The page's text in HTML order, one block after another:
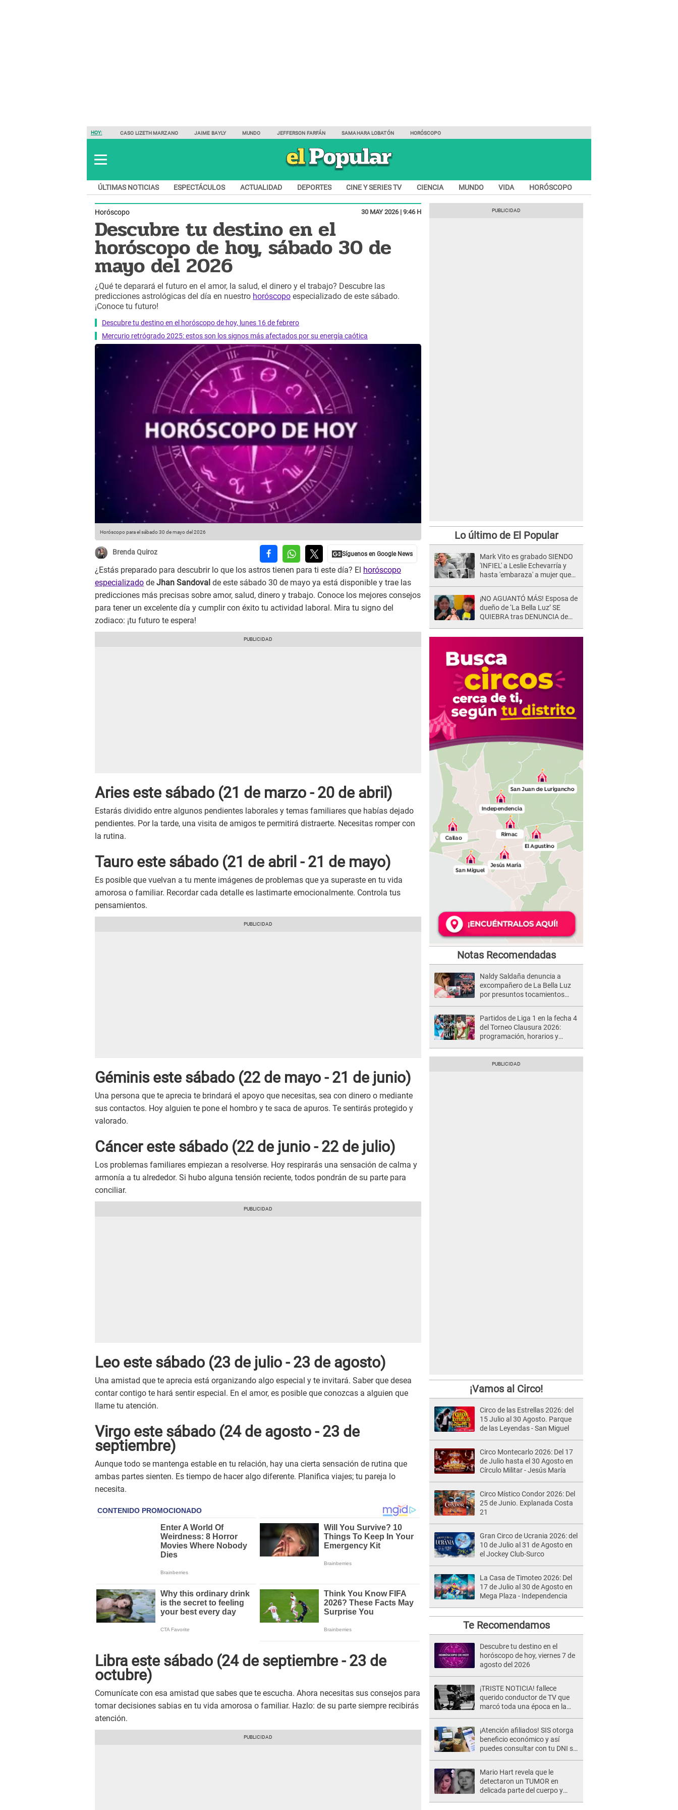
HOY: CASO LIZETH MARZANO JAIME BAYLY MUNDO JEFFERSON FARFÁN SAMAHARA LOBATÓN HORÓSCOPO
ÚLTIMAS NOTICIAS ESPECTÁCULOS ACTUALIDAD DEPORTES CINE Y SERIES TV CIENCIA MUNDO VIDA HORÓSCOPO
Horóscopo 30 MAY 2026 | 9:46 H
Descubre tu destino en el
horóscopo de hoy, sábado 30 de
mayo del 2026
¿Qué te deparará el futuro en el amor, la salud, el dinero y el trabajo? Descubre las
predicciones astrológicas del día en nuestro horóscopo especializado de este sábado.
¡Conoce tu futuro!
Descubre tu destino en el horóscopo de hoy, lunes 16 de febrero
Mercurio retrógrado 2025: estos son los signos más afectados por su energía caótica
Horóscopo para el sábado 30 de mayo del 2026
Brenda Quiroz
¿Estás preparado para descubrir lo que los astros tienen para ti este día? El horóscopo
especializado de Jhan Sandoval de este sábado 30 de mayo ya está disponible y trae las
predicciones más precisas sobre amor, salud, dinero y trabajo. Conoce los mejores consejos
para tener un excelente día y cumplir con éxito tu actividad laboral. Mira tu signo del
zodiaco: ¡tu futuro te espera!
Aries este sábado (21 de marzo - 20 de abril)
Estarás dividido entre algunos pendientes laborales y temas familiares que habías dejado
pendientes. Por la tarde, una visita de amigos te permitirá distraerte. Necesitas romper con
la rutina.
Tauro este sábado (21 de abril - 21 de mayo)
Es posible que vuelvan a tu mente imágenes de problemas que ya superaste en tu vida
amorosa o familiar. Recordar cada detalle es lastimarte emocionalmente. Controla tus
pensamientos.
Géminis este sábado (22 de mayo - 21 de junio)
Una persona que te aprecia te brindará el apoyo que necesitas, sea con dinero o mediante
sus contactos. Hoy alguien te pone el hombro y te saca de apuros. Te sentirás protegido y
valorado.
Cáncer este sábado (22 de junio - 22 de julio)
Los problemas familiares empiezan a resolverse. Hoy respirarás una sensación de calma y
armonía a tu alrededor. Si hubo alguna tensión reciente, todos pondrán de su parte para
conciliar.
Leo este sábado (23 de julio - 23 de agosto)
Una amistad que te aprecia está organizando algo especial y te invitará. Saber que desea
contar contigo te hará sentir especial. En el amor, es posible que conozcas a alguien que
llame tu atención.
Virgo este sábado (24 de agosto - 23 de
septiembre)
Aunque todo se mantenga estable en tu relación, hay una cierta sensación de rutina que
ambas partes sienten. Es tiempo de hacer algo diferente. Planifica viajes; tu pareja lo
necesita.
Libra este sábado (24 de septiembre - 23 de
octubre)
Comunícate con esa amistad que sabes que te escucha. Ahora necesitas sus consejos para
tomar decisiones sabias en tu vida amorosa o familiar. Hazlo: de su parte siempre recibirás
atención.
Lo último de El Popular
Mark Vito es grabado SIENDO
'INFIEL' a Leslie Echevarría y
hasta 'embaraza' a mujer que
desgraciado! "
¡NO AGUANTÓ MÁS! Esposa de
dueño de ‘La Bella Luz’ SE
QUIEBRA tras DENUNCIA de
Notas Recomendadas
Naldy Saldaña denuncia a
excompañero de La Bella Luz
por presuntos tocamientos
Partidos de Liga 1 en la fecha 4
del Torneo Clausura 2026:
programación, horarios y
¡Vamos al Circo!
Circo de las Estrellas 2026: del
15 Julio al 30 Agosto. Parque
de las Leyendas - San Miguel
Circo Montecarlo 2026: Del 17
de Julio hasta el 30 Agosto en
Círculo Militar - Jesús María
Circo Místico Condor 2026: Del
25 de Junio. Explanada Costa
21
Gran Circo de Ucrania 2026: del
10 de Julio al 31 de Agosto en
el Jockey Club-Surco
La Casa de Timoteo 2026: Del
17 de Julio al 30 de Agosto en
Mega Plaza - Independencia
Te Recomendamos
Descubre tu destino en el
horóscopo de hoy, viernes 7 de
agosto del 2026
¡TRISTE NOTICIA! fallece
querido conductor de TV que
marcó toda una época en la
¡Atención afiliados! SIS otorga
beneficio económico y así
puedes consultar con tu DNI si
Mario Hart revela que le
detectaron un TUMOR en
delicada parte del cuerpo y